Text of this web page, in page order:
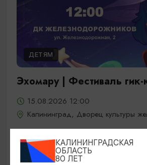
ДЕТЯМ
Эхомару | Фестиваль гик-
15.08.2026 12:00
Калининград, Дворец культуры
ОТ 5000₽
КАЛИНИНГРАДСКАЯ
ОБЛАСТЬ
80 ЛЕТ